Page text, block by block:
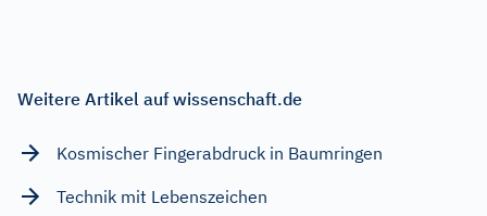
Weitere Artikel auf wissenschaft.de
Kosmischer Fingerabdruck in Baumringen
Technik mit Lebenszeichen